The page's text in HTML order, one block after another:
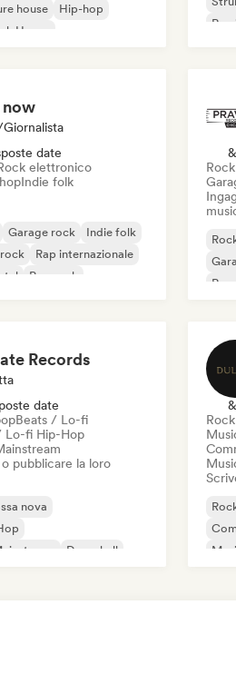
house
Hip-hop
House
Rap
now
date
elettronico
Indie folk
Garage rock
Indie folk
Rap internazionale
Pop rock
Records
date
Beats / Lo-fi
Lo-fi Hip-Hop
pubblicare la loro
nova
Dancehall